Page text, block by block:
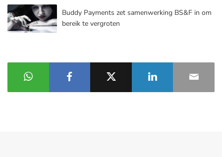
Buddy Payments zet samenwerking BS&F in om
bereik te vergroten